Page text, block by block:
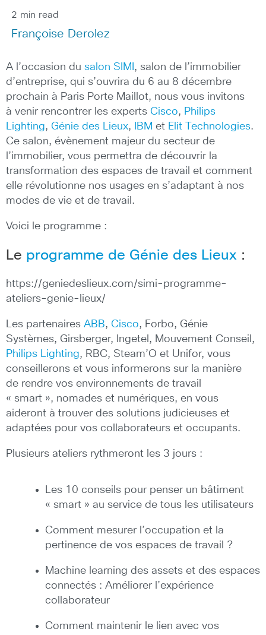
2 min read
Françoise Derolez
A l’occasion du salon SIMI , salon de l’immobilier
d’entreprise, qui s’ouvrira du 6 au 8 décembre
prochain à Paris Porte Maillot, nous vous invitons
à venir rencontrer les experts Cisco, Philips
Lighting, Génie des Lieux, IBM et Elit Technologies.
Ce salon, évènement majeur du secteur de
l’immobilier, vous permettra de découvrir la
transformation des espaces de travail et comment
elle révolutionne nos usages en s’adaptant à nos
modes de vie et de travail.
Voici le programme :
Le programme de Génie des Lieux :
https://geniedeslieux.com/simi-programme-
ateliers-genie-lieux/
Les partenaires ABB, Cisco, Forbo, Génie
Systèmes, Girsberger, Ingetel, Mouvement Conseil,
Philips Lighting, RBC, Steam’O et Unifor, vous
conseillerons et vous informerons sur la manière
de rendre vos environnements de travail
« smart », nomades et numériques, en vous
aideront à trouver des solutions judicieuses et
adaptées pour vos collaborateurs et occupants.
Plusieurs ateliers rythmeront les 3 jours :
Les 10 conseils pour penser un bâtiment
« smart » au service de tous les utilisateurs
Comment mesurer l’occupation et la
pertinence de vos espaces de travail ?
Machine learning des assets et des espaces
connectés : Améliorer l’expérience
collaborateur
Comment maintenir le lien avec vos